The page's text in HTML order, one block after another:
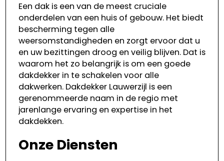
Een dak is een van de meest cruciale
onderdelen van een huis of gebouw. Het biedt
bescherming tegen alle
weersomstandigheden en zorgt ervoor dat u
en uw bezittingen droog en veilig blijven. Dat is
waarom het zo belangrijk is om een goede
dakdekker in te schakelen voor alle
dakwerken. Dakdekker Lauwerzijl is een
gerenommeerde naam in de regio met
jarenlange ervaring en expertise in het
dakdekken.
Onze Diensten